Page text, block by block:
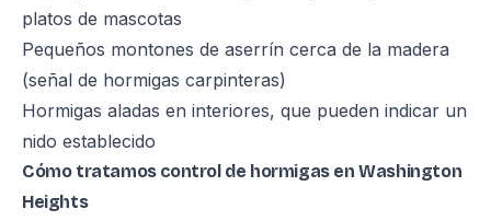
platos de mascotas
Pequeños montones de aserrín cerca de la madera
(señal de hormigas carpinteras)
Hormigas aladas en interiores, que pueden indicar un
nido establecido
Cómo tratamos control de hormigas en Washington
Heights